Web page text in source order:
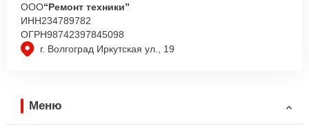
г. Волгоград Иркутская ул., 19
ООО“Ремонт техники”
ИНН234789782
ОГРН98742397845098
Меню